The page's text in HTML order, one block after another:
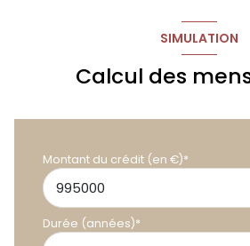
garage couvert
chambre 5
salle de bain
SIMULATION
Calcul des
Montant du crédit (en €)*
Durée (années)*